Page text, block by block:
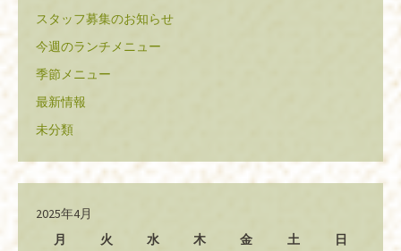
スタッフ募集のお知らせ
今週のランチメニュー
季節メニュー
最新情報
未分類
2025年4月
月
火 水 木 金 土 日